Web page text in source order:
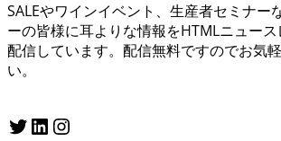
SALEやワインイベント、生産者セミナー
ーの皆様に耳よりな情報をHTMLニュー
配信しています。配信無料ですのでお気
い。
Twitter LinkedIn Instagram